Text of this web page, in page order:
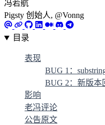
冯若航
Pigsty 创始人, @Vonng
目录
表现
BUG 1：
BUG 2：新版本
影响
老冯评论
公告原文